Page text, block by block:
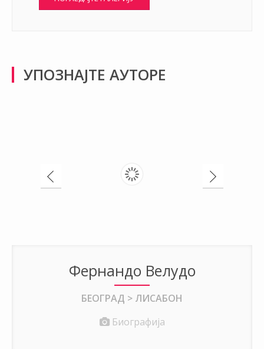
УПОЗНАЈТЕ АУТОРЕ
Фернандо Велудо
БЕОГРАД > ЛИСАБОН
Биографија